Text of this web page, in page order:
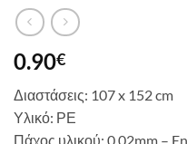
0.90€
Διαστάσεις: 107 x 152 cm
Υλικό: ΡΕ
Πάχος υλικού: 0,02mm –